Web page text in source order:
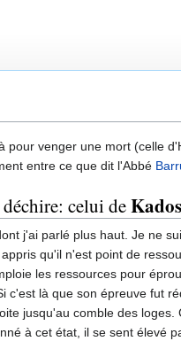
pour venger une mort (celle
entre ce que dit l'Abbé
celui de
j'ai parlé plus haut. Je ne
qu'il n'est point de
les ressources pour
c'est là que son épreuve fut
jusqu'au comble des
à cet état, il se sent élevé